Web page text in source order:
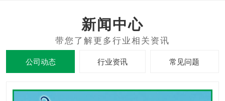
新闻中心
公司动态 行业资讯 常见问题